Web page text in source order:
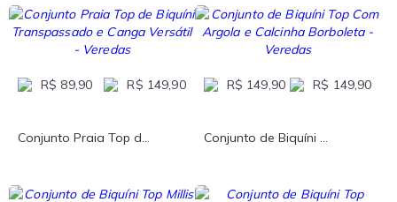
R$ 89,90 R$ 149,90
Conjunto Praia Top d...
R$ 149,90 R$ 149,90
Conjunto de Biquíni ...